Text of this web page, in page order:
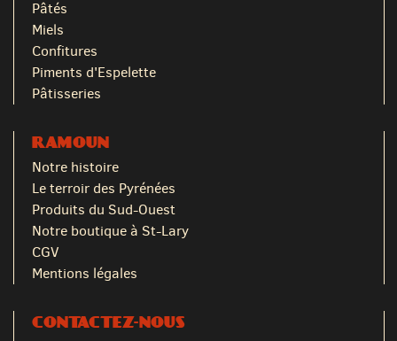
Pâtés
Miels
Confitures
Piments d'Espelette
Pâtisseries
RAMOUN
Notre histoire
Le terroir des Pyrénées
Produits du Sud-Ouest
Notre boutique à St-Lary
CGV
Mentions légales
CONTACTEZ-NOUS